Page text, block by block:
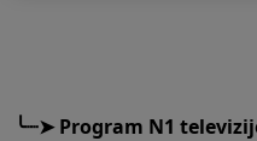
╰┈➤Program N1